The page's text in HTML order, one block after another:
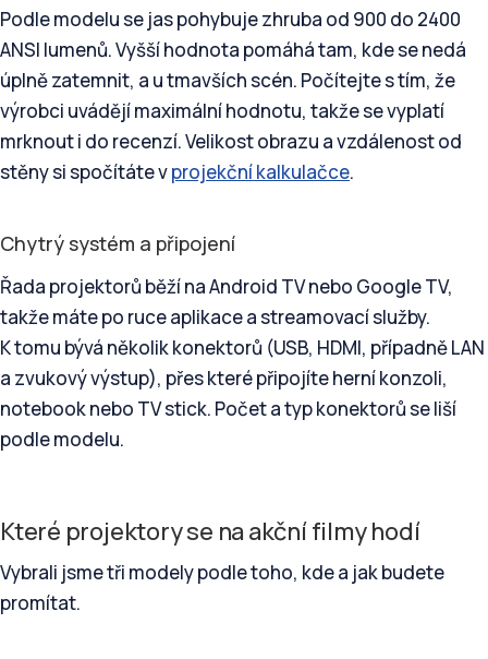
Podle modelu se jas pohybuje zhruba od 900 do 2400
ANSI lumenů. Vyšší hodnota pomáhá tam, kde se nedá
úplně zatemnit, a u tmavších scén. Počítejte s tím, že
výrobci uvádějí maximální hodnotu, takže se vyplatí
mrknout i do recenzí. Velikost obrazu a vzdálenost od
stěny si spočítáte vprojekční kalkulačce.
Chytrý systém a připojení
Řada projektorů běží na Android TV nebo Google TV,
takže máte po ruce aplikace a streamovací služby.
K tomu bývá několik konektorů (USB, HDMI, případně LAN
a zvukový výstup), přes které připojíte herní konzoli,
notebook nebo TV stick. Počet a typ konektorů se liší
podle modelu.
Které projektory se na akční filmy hodí
Vybrali jsme tři modely podle toho, kde a jak budete
promítat.